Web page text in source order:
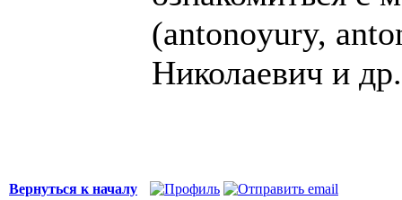
(antonoyury,
Николаевич и
Вернуться к началу